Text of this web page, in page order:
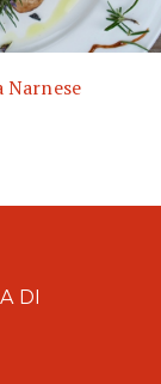
Narnese
DI